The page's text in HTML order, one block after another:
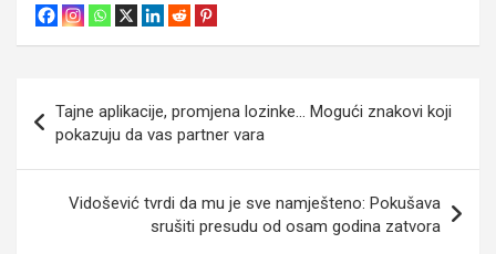
objava
Tajne aplikacije, promjena lozinke… Mogući znakovi koji
pokazuju da vas partner vara
Vidošević tvrdi da mu je sve namješteno: Pokušava
srušiti presudu od osam godina zatvora